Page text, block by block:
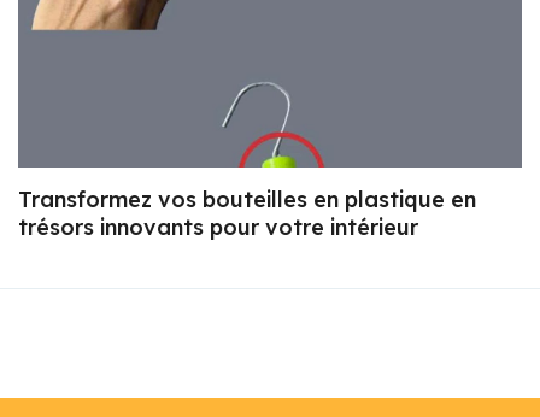
Transformez vos bouteilles en plastique en
trésors innovants pour votre intérieur